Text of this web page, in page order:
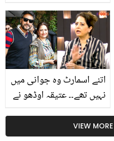
نہیں کی؟ عدنان شاہ ٹیپو
کی زندگی کے حیران کن
حقائق
اتنے اسمارٹ وہ جوانی میں
نہیں تھے۔۔ عتیقہ اوڈھو نے
تھا؟ VIEW